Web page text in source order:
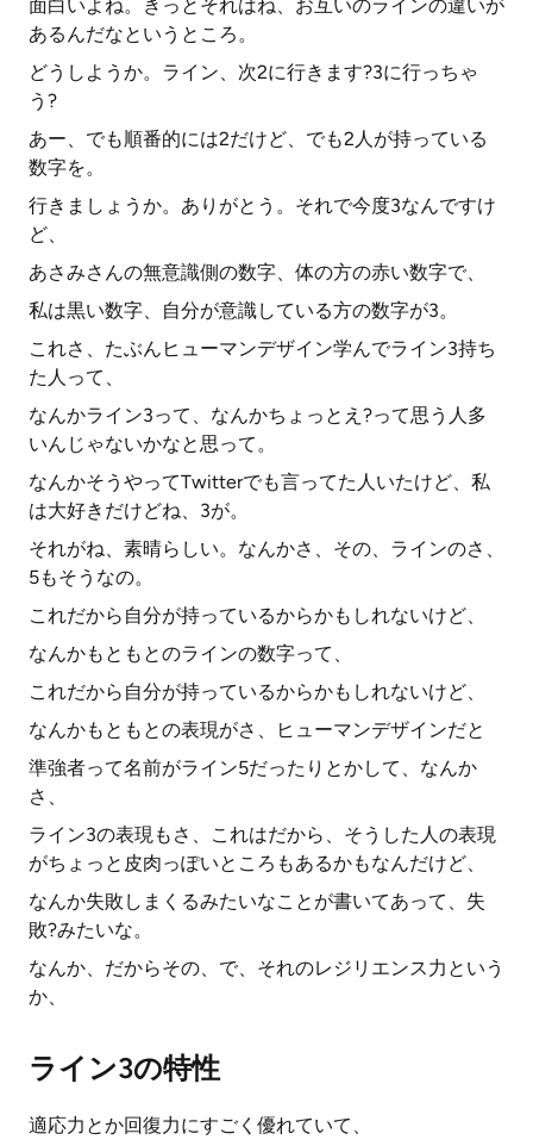
面白いよね。きっとそれはね、お互いのラインの違いが
あるんだなというところ。
どうしようか。ライン、次2に行きます?3に行っちゃ
う?
あー、でも順番的には2だけど、でも2人が持っている
数字を。
行きましょうか。ありがとう。それで今度3なんですけ
ど、
あさみさんの無意識側の数字、体の方の赤い数字で、
私は黒い数字、自分が意識している方の数字が3。
これさ、たぶんヒューマンデザイン学んでライン3持ち
た人って、
なんかライン3って、なんかちょっとえ?って思う人多
いんじゃないかなと思って。
なんかそうやってTwitterでも言ってた人いたけど、私
は大好きだけどね、3が。
それがね、素晴らしい。なんかさ、その、ラインのさ、
5もそうなの。
これだから自分が持っているからかもしれないけど、
なんかもともとのラインの数字って、
これだから自分が持っているからかもしれないけど、
なんかもともとの表現がさ、ヒューマンデザインだと
準強者って名前がライン5だったりとかして、なんか
さ、
ライン3の表現もさ、これはだから、そうした人の表現
がちょっと皮肉っぽいところもあるかもなんだけど、
なんか失敗しまくるみたいなことが書いてあって、失
敗?みたいな。
なんか、だからその、で、それのレジリエンス力という
か、
ライン3の特性
適応力とか回復力にすごく優れていて、